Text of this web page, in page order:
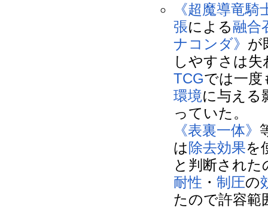
《超魔導竜
張による融合
ナコンダ》 が
しやすさは
TCGでは一度
環境に与える
っていた。
《表裏一体》
は除去効果を
と判断された
耐性 ・制圧の
たので許容範